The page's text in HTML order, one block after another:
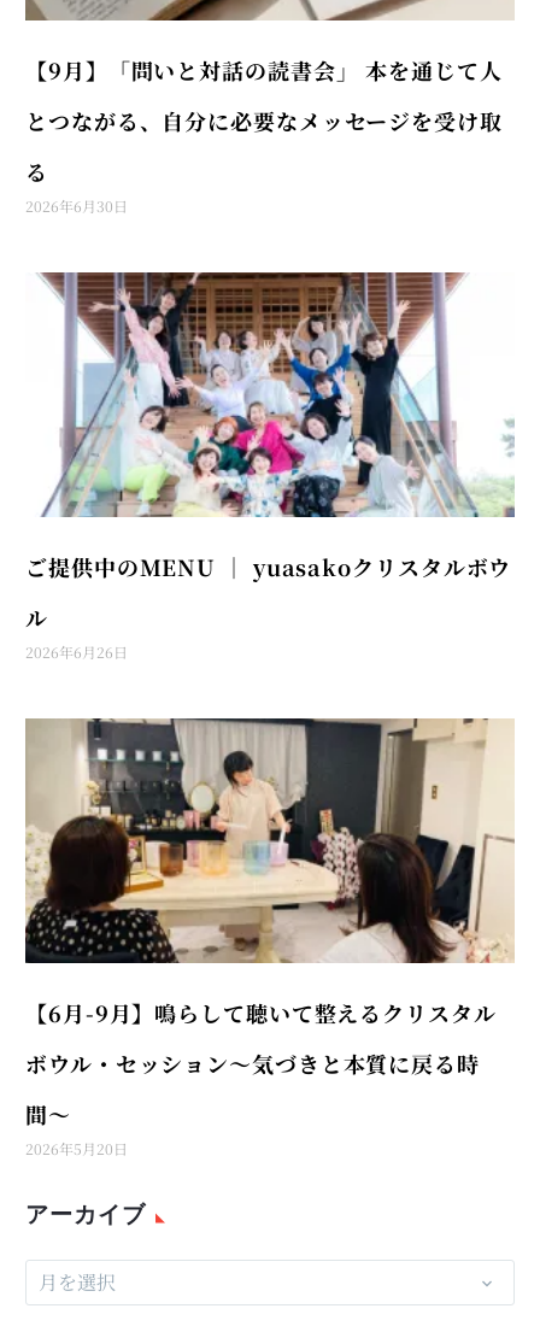
【9月】「問いと対話の読書会」 本を通じて人
とつながる、自分に必要なメッセージを受け取
る
2026年6月30日
ご提供中のMENU │ yuasakoクリスタルボウ
ル
2026年6月26日
【6月-9月】鳴らして聴いて整えるクリスタル
ボウル・セッション〜気づきと本質に戻る時
間〜
2026年5月20日
アーカイブ
月を選択